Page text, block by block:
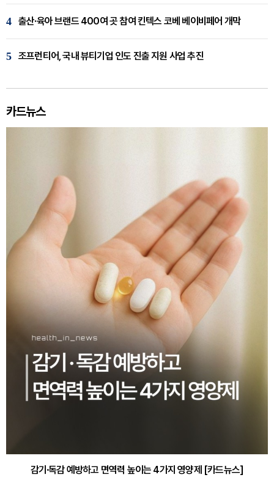
4 출산·육아 브랜드 400여 곳 참여 킨텍스 코베 베이비페어 개막
5 조프런티어, 국내 뷰티기업 인도 진출 지원 사업 추진
카드뉴스
바쁜 아침, 공복에 먹기 좋은 과일 4가지 [카드뉴스]
감기·독감 예방하고 면역력 높이는 4가지 영양제 [카드뉴스]